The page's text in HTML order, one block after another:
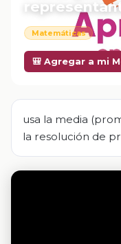
Matemáticas
🎒 Agregar a mi
usa la media
la resolución de